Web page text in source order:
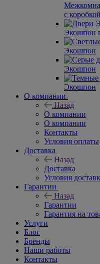
с коробкой
Экошпон
Экошпон
Экошпон
Экошпон
О компании
Назад
О компании
О компании
Контакты
Условия оплаты
Доставка
Назад
Доставка
Условия
Гарантии
Назад
Гарантии
Гарантия на
Услуги
Блог
Бренды
Наши работы
Контакты